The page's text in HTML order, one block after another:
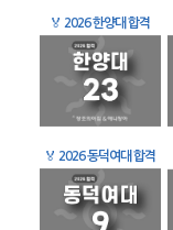
🏅 2026 한양대 합격
🏅 2026 동덕여대 합격